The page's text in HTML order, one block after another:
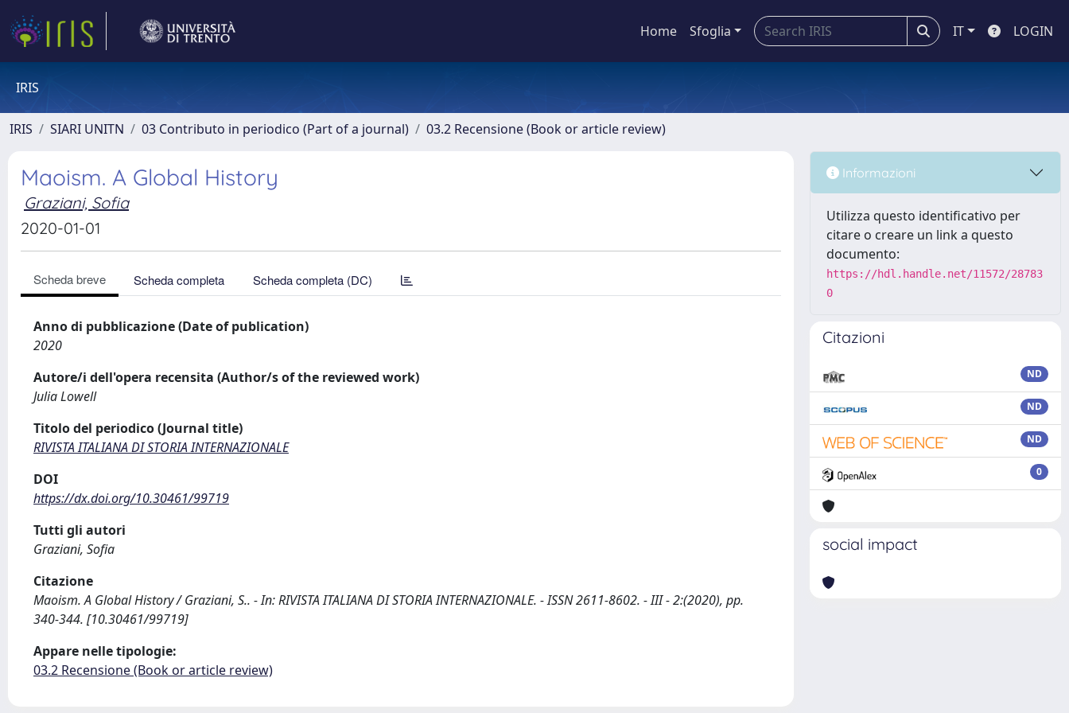
Home Sfoglia IT LOGIN
IRIS
IRIS SIARI UNITN 03 Contributo in periodico (Part of a journal) 03.2 Recensione (Book or article review)
Maoism. A Global History
Graziani, Sofia
2020-01-01
Scheda breve Scheda completa Scheda completa (DC)
Anno di pubblicazione (Date of publication)
2020
Autore/i dell'opera recensita (Author/s of the reviewed work)
Julia Lowell
Titolo del periodico (Journal title)
RIVISTA ITALIANA DI STORIA INTERNAZIONALE
DOI
https://dx.doi.org/10.30461/99719
Tutti gli autori
Graziani, Sofia
Citazione
Maoism. A Global History / Graziani, S.. - In: RIVISTA ITALIANA DI STORIA INTERNAZIONALE. - ISSN 2611-8602. - III - 2:(2020), pp.
340-344. [10.30461/99719]
Appare nelle tipologie:
03.2 Recensione (Book or article review)
Informazioni
Utilizza questo identificativo per
citare o creare un link a questo
documento:
https://hdl.handle.net/11572/28783
0
Citazioni
ND
ND
ND
0
social impact